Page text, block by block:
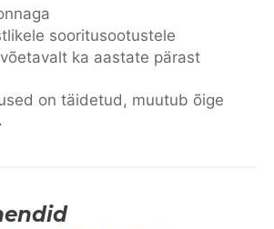
sooritusootustele
ka aastate pärast
on täidetud, muutub õige